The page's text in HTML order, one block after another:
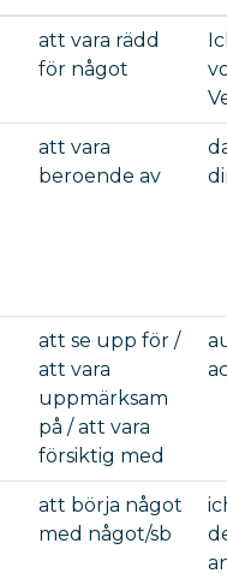
att vara rädd
för något
att vara
beroende av
att se upp för /
att vara
uppmärksam
på / att vara
försiktig med
att börja något
med något/sb